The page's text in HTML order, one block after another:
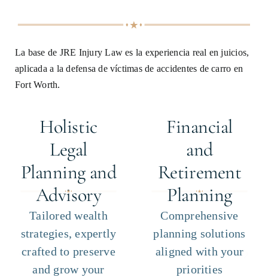
La base de JRE Injury Law es la experiencia real en juicios,
aplicada a la defensa de víctimas de accidentes de carro en
Fort Worth.
Holistic
Legal
Planning and
Advisory
Tailored wealth
strategies, expertly
crafted to preserve
and grow your
Financial
and
Retirement
Planning
Comprehensive
planning solutions
aligned with your
priorities